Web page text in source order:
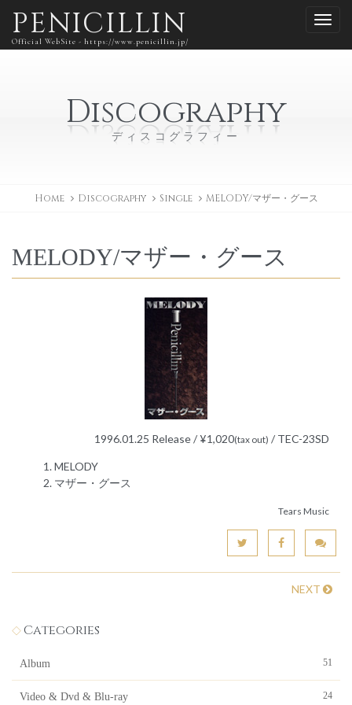
PENICILLIN
Official WebSite - https://www.penicillin.jp/
Discography
ディスコグラフィー
Home Discography Single MELODY/マザー・グース
MELODY/マザー・グース
1996.01.25 Release / ¥1,020(tax out) / TEC-23SD
MELODY
マザー・グース
Tears Music
NEXT
Categories
Album 51
Video & Dvd & Blu-ray 24